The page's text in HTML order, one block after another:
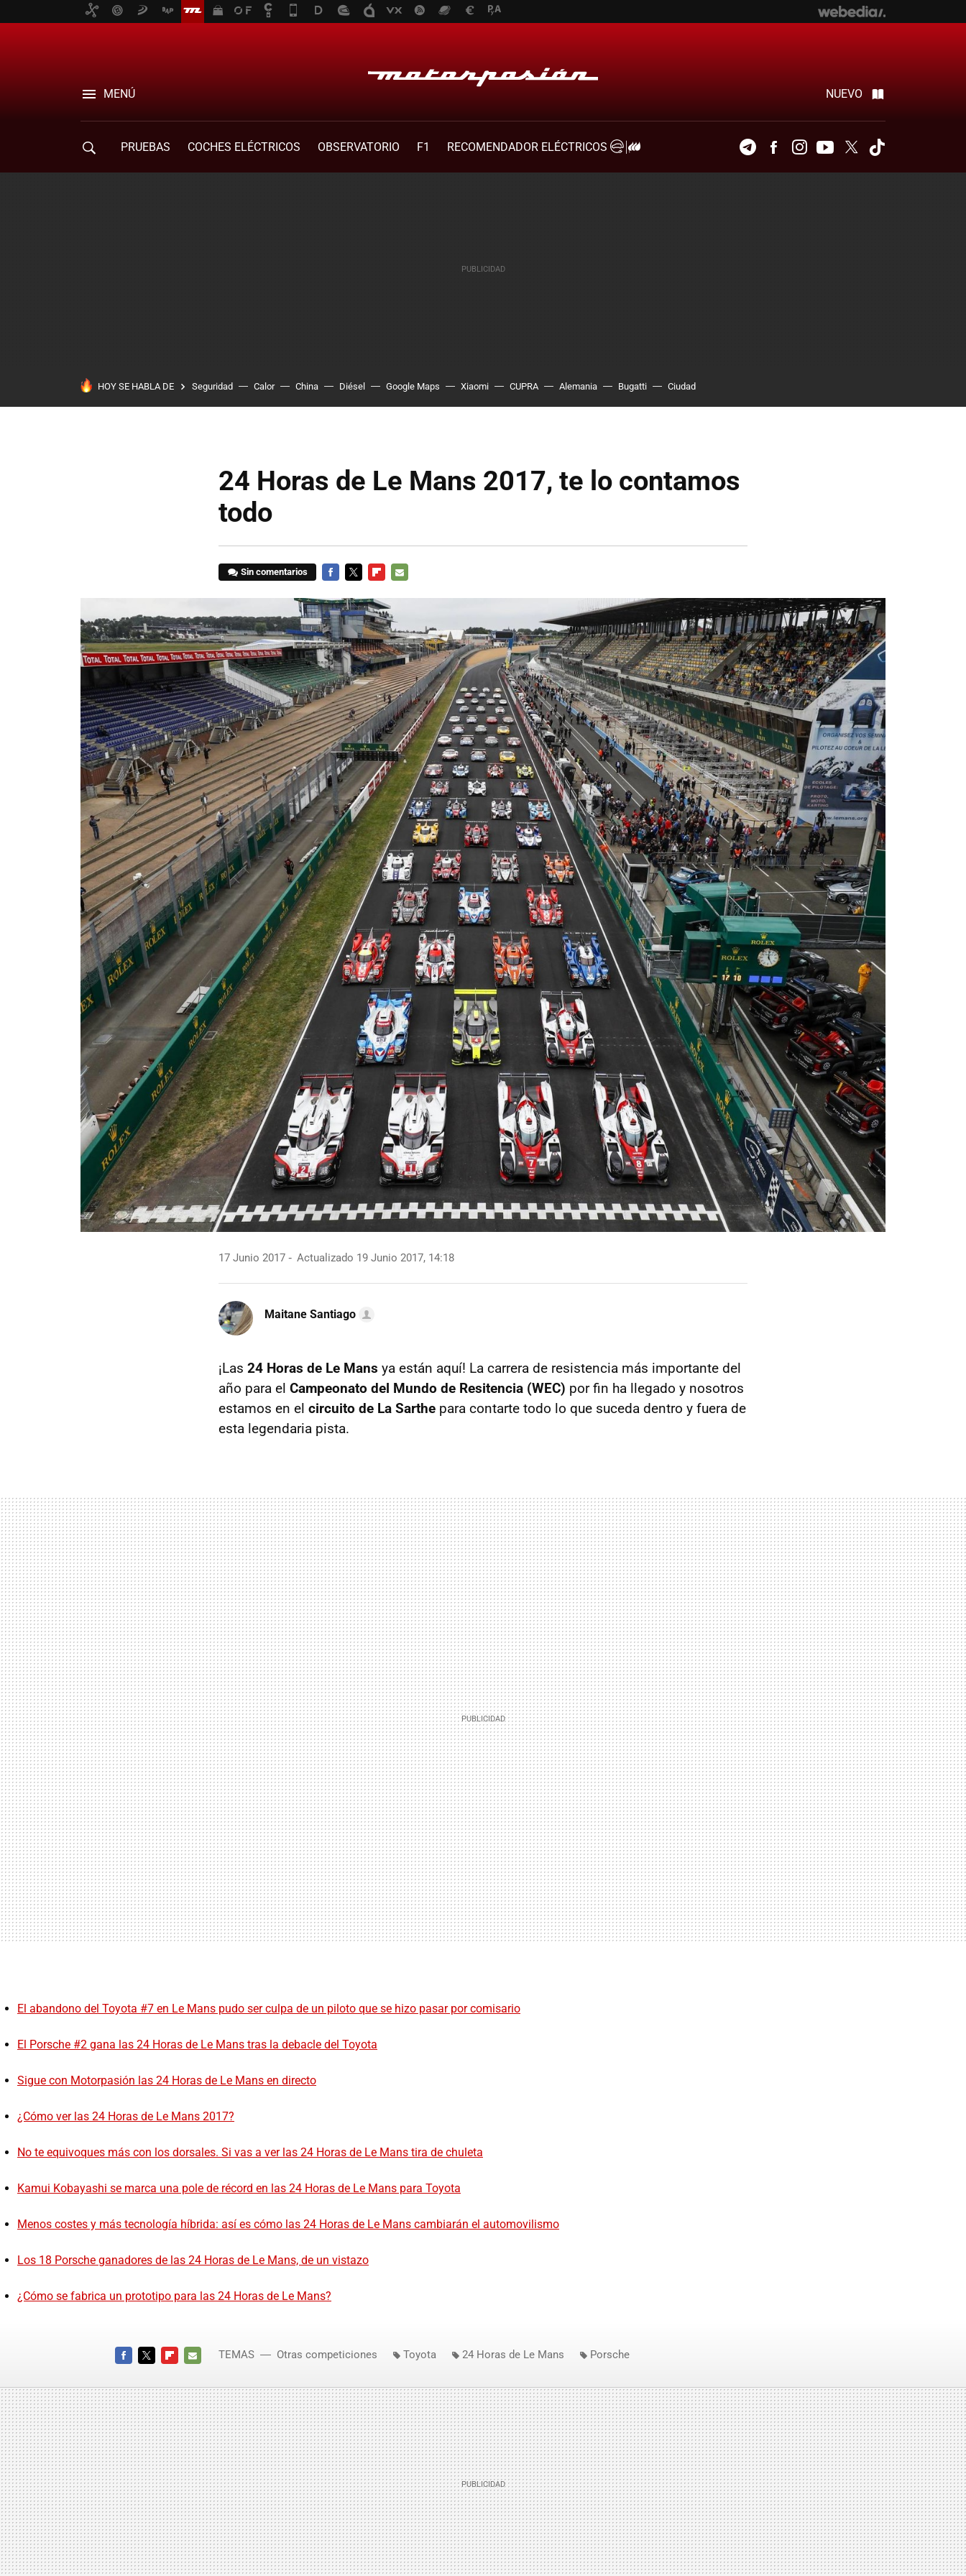
MENÚ NUEVO
PRUEBAS COCHES ELÉCTRICOS OBSERVATORIO F1
RECOMENDADOR ELÉCTRICOS
TelegramFacebookInstagramYoutubeTwitter
HOY SE HABLA DE Seguridad Calor China Diésel Google Maps Xiaomi CUPRA Alemania Bugatti Ciudad
24 Horas de Le Mans 2017, te lo contamos
todo
Sin comentarios
17 Junio 2017 Actualizado 19 Junio 2017, 14:18
Maitane Santiago
¡Las 24 Horas de Le Mans ya están aquí! La carrera de resistencia más importante del
año para el Campeonato del Mundo de Resitencia (WEC) por fin ha llegado y nosotros
estamos en el circuito de La Sarthe para contarte todo lo que suceda dentro y fuera de
esta legendaria pista.
El abandono del Toyota #7 en Le Mans pudo ser culpa de un piloto que se hizo pasar por comisario
El Porsche #2 gana las 24 Horas de Le Mans tras la debacle del Toyota
Sigue con Motorpasión las 24 Horas de Le Mans en directo
¿Cómo ver las 24 Horas de Le Mans 2017?
No te equivoques más con los dorsales. Si vas a ver las 24 Horas de Le Mans tira de chuleta
Kamui Kobayashi se marca una pole de récord en las 24 Horas de Le Mans para Toyota
Menos costes y más tecnología híbrida: así es cómo las 24 Horas de Le Mans cambiarán el automovilismo
Los 18 Porsche ganadores de las 24 Horas de Le Mans, de un vistazo
¿Cómo se fabrica un prototipo para las 24 Horas de Le Mans?
MAIL
TEMAS Otras competiciones Toyota 24 Horas de Le Mans Porsche